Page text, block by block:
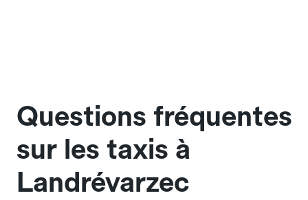
Questions fréquentes
sur les taxis à
Landrévarzec